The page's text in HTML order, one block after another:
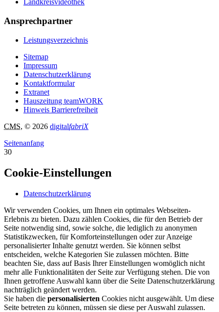
Landkreisvideothek
Ansprechpartner
Leistungsverzeichnis
Sitemap
Impressum
Datenschutzerklärung
Kontaktformular
Extranet
Hauszeitung teamWORK
Hinweis Barrierefreiheit
CMS, © 2026 digitalfabriX
Seitenanfang
30
Cookie-Einstellungen
Datenschutzerklärung
Wir verwenden Cookies, um Ihnen ein optimales Webseiten-
Erlebnis zu bieten. Dazu zählen Cookies, die für den Betrieb der
Seite notwendig sind, sowie solche, die lediglich zu anonymen
Statistikzwecken, für Komforteinstellungen oder zur Anzeige
personalisierter Inhalte genutzt werden. Sie können selbst
entscheiden, welche Kategorien Sie zulassen möchten. Bitte
beachten Sie, dass auf Basis Ihrer Einstellungen womöglich nicht
mehr alle Funktionalitäten der Seite zur Verfügung stehen. Die von
Ihnen getroffene Auswahl kann über die Seite Datenschutzerklärung
nachträglich geändert werden.
Sie haben die personalisierten Cookies nicht ausgewählt. Um diese
Seite betreten zu können, müssen sie diese per Auswahl zulassen.